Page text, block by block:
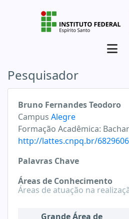
Pesquisador
Bruno Fernandes Teodoro
Campus Alegre
Formação Acadêmica:
http://lattes.cnpq.br/
Palavras Chave
Áreas de Conhecimento
Áreas de atuação na
Grande Área de